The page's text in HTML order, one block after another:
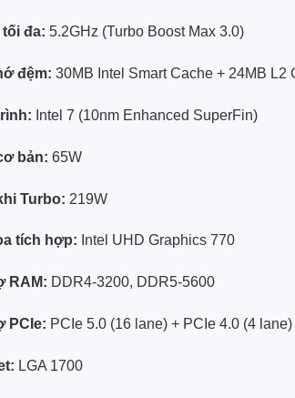
đa: 5.2GHz (Turbo Boost Max 3.0)
đệm: 30MB Intel Smart Cache + 24MB L2
Intel 7 (10nm Enhanced SuperFin)
bản: 65W
Turbo: 219W
tích hợp: Intel UHD Graphics 770
RAM: DDR4-3200, DDR5-5600
PCIe: PCIe 5.0 (16 lane) + PCIe 4.0 (4 lane)
LGA 1700